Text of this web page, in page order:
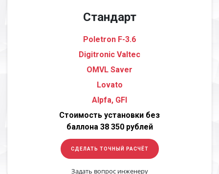
Стандарт
Poletron F-3.6
Digitronic Valtec
OMVL Saver
Lovato
Alpfa, GFI
Стоимость установки без
баллона 38 350 рублей
СДЕЛАТЬ ТОЧНЫЙ РАСЧЁТ
Задать вопрос инженеру